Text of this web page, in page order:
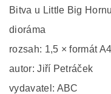
Bitva u Little Big Hornu
dioráma
rozsah: 1,5 × formát A4
autor: Jiří Petráček
vydavatel: ABC